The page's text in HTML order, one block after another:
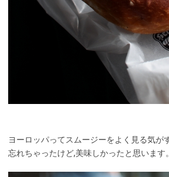
ヨーロッパってスムージーをよく見る気が
忘れちゃったけど,美味しかったと思います。